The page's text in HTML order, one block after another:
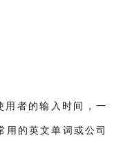
用者的输入时间，一
用的英文单词或公司